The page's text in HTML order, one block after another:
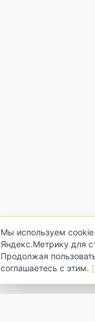
Мы используем cookie
Яндекс.Метрику для
Продолжая
соглашаетесь с этим.